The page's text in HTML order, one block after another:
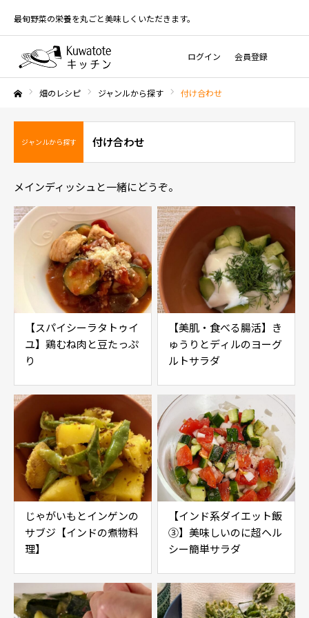
最旬野菜の栄養を丸ごと美味しくいただきます。
ログイン 会員登録
畑のレシピ ジャンルから探す 付け合わせ
ジャンルから探す 付け合わせ
メインディッシュと一緒にどうぞ。
【スパイシーラタトゥイ
ユ】鶏むね肉と豆たっぷ
り
【美肌・食べる腸活】き
ゅうりとディルのヨーグ
ルトサラダ
じゃがいもとインゲンの
サブジ【インドの煮物料
理】
【インド系ダイエット飯
③】美味しいのに超ヘル
シー簡単サラダ